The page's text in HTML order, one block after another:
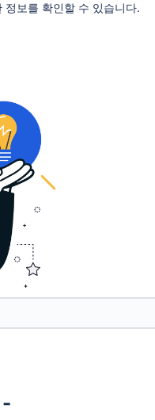
정보를 확인할 수 있습니다.